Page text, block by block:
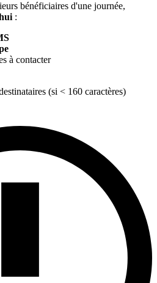
bénéficiaires d'une journée,
:
à contacter
(si < 160 caractères)